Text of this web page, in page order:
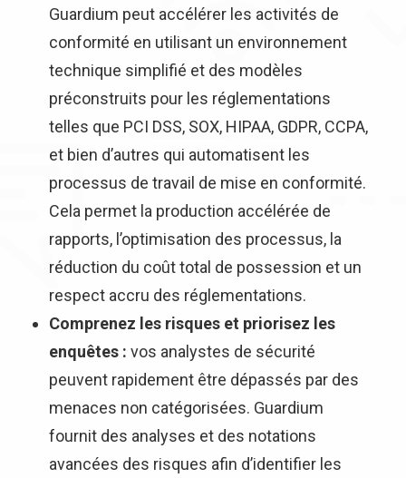
Guardium peut accélérer les activités de
conformité en utilisant un environnement
technique simplifié et des modèles
préconstruits pour les réglementations
telles que PCI DSS, SOX, HIPAA, GDPR, CCPA,
et bien d’autres qui automatisent les
processus de travail de mise en conformité.
Cela permet la production accélérée de
rapports, l’optimisation des processus, la
réduction du coût total de possession et un
respect accru des réglementations.
Comprenez les risques et priorisez les
enquêtes : vos analystes de sécurité
peuvent rapidement être dépassés par des
menaces non catégorisées. Guardium
fournit des analyses et des notations
avancées des risques afin d’identifier les